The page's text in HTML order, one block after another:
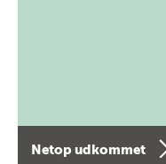
Netop udkommet